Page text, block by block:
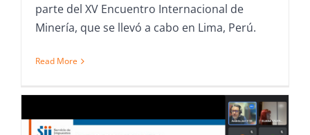
parte del XV Encuentro Internacional de
Minería, que se llevó a cabo en Lima, Perú.
Read More